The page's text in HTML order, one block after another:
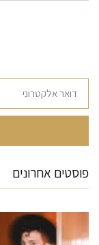
פוסטים אחרונים